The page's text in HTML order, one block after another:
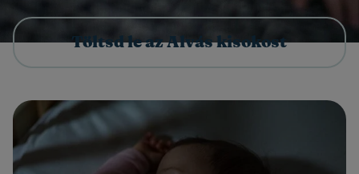
Töltsd le az Alvás kisokost